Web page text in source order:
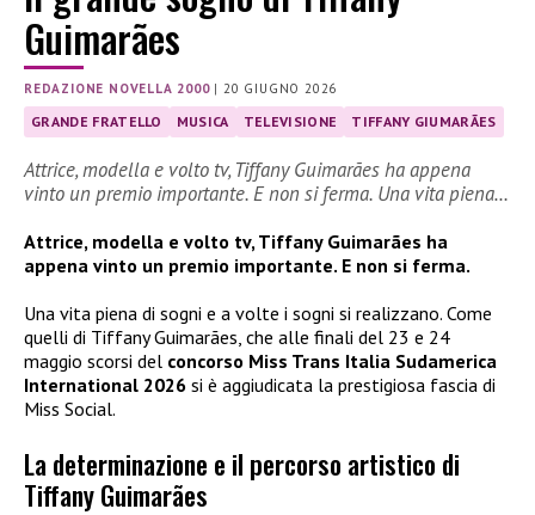
Guimarães
REDAZIONE NOVELLA 2000|20 GIUGNO 2026
GRANDE FRATELLO MUSICA TELEVISIONE TIFFANY GIUMARÃES
Attrice, modella e volto tv, Tiffany Guimarães ha appena
vinto un premio importante. E non si ferma. Una vita piena…
Attrice, modella e volto tv, Tiffany Guimarães ha
appena vinto un premio importante. E non si ferma.
Una vita piena di sogni e a volte i sogni si realizzano. Come
quelli di Tiffany Guimarães, che alle finali del 23 e 24
maggio scorsi del concorso Miss Trans Italia Sudamerica
International 2026 si è aggiudicata la prestigiosa fascia di
Miss Social.
La determinazione e il percorso artistico di
Tiffany Guimarães